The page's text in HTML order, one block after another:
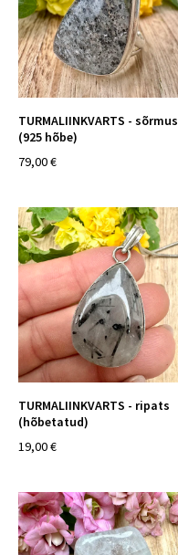
TURMALIINKVARTS - sõrmus
(925 hõbe)
79,00 €
TURMALIINKVARTS - ripats
(hõbetatud)
19,00 €